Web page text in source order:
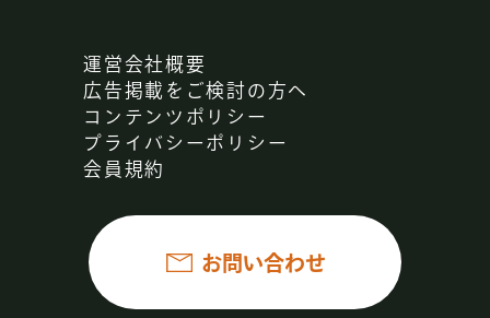
運営会社概要
広告掲載をご検討の方へ
コンテンツポリシー
プライバシーポリシー
会員規約
お問い合わせ